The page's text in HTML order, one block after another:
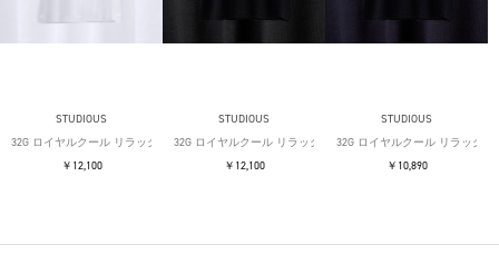
STUDIOUS
32G ロイヤルクール リラックスTシャツ
￥12,100
STUDIOUS
32G ロイヤルクール リラックスTシャツ
￥12,100
STUDIOUS
32G ロイヤルクール リラックス
￥10,890